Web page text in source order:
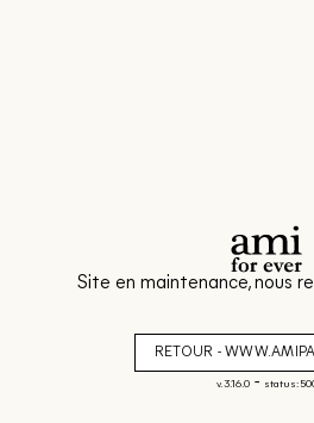
Site en maintenance, nous
RETOUR -
v. 3.16.0- status: